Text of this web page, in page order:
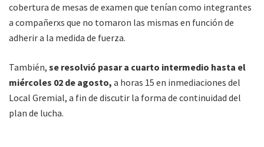
cobertura de mesas de examen que tenían como integrantes
a compañerxs que no tomaron las mismas en función de
adherir a la medida de fuerza.
También, se resolvió pasar a cuarto intermedio hasta el
miércoles 02 de agosto, a horas 15 en inmediaciones del
Local Gremial, a fin de discutir la forma de continuidad del
plan de lucha.